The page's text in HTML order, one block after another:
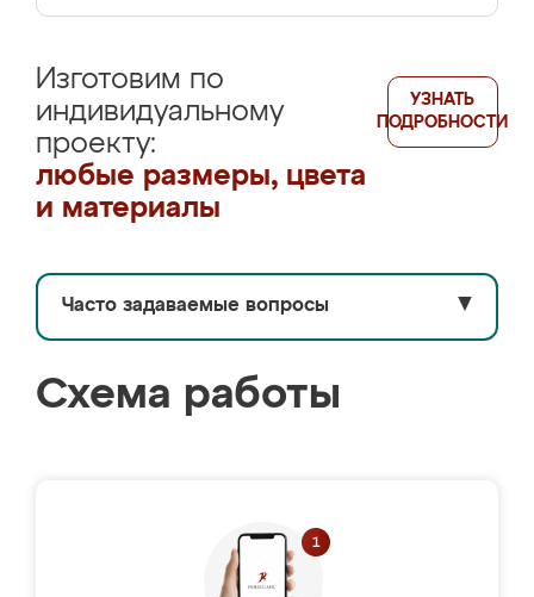
Изготовим по
индивидуальному
проекту:
любые размеры, цвета
и материалы
УЗНАТЬ
ПОДРОБНОСТИ
Часто задаваемые вопросы ▼
Схема работы